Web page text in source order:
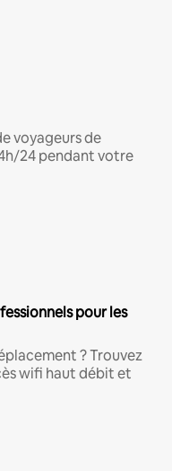
voyageurs de
24 pendant votre
pour les
? Trouvez
wifi haut débit et